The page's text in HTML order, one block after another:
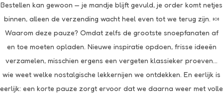
Bestellen kan gewoon — je mandje blijft gevuld, je order komt netjes
binnen, alleen de verzending wacht heel even tot we terug zijn. 🍬
Waarom deze pauze? Omdat zelfs de grootste snoepfanaten af
en toe moeten opladen. Nieuwe inspiratie opdoen, frisse ideeën
verzamelen, misschien ergens een vergeten klassieker proeven…
wie weet welke nostalgische lekkernijen we ontdekken. En eerlijk is
eerlijk: een korte pauze zorgt ervoor dat we daarna weer met volle